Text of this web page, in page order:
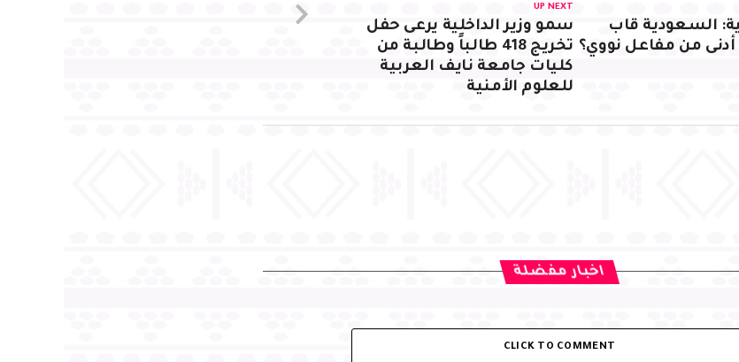
UP NEXT
سمو وزير الداخلية يرعى حفل
تخريج 418 طالباً وطالبة من
كليات جامعة نايف العربية
للعلوم الأمنية
السعودية قاب
من مفاعل نووي؟
اخبار مفضلة
CLICK TO COMMENT